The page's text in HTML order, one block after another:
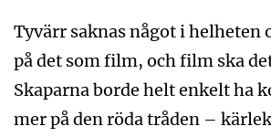
Tyvärr saknas något i helheten
på det som film, och film ska
Skaparna borde helt enkelt ha
mer på den röda tråden –